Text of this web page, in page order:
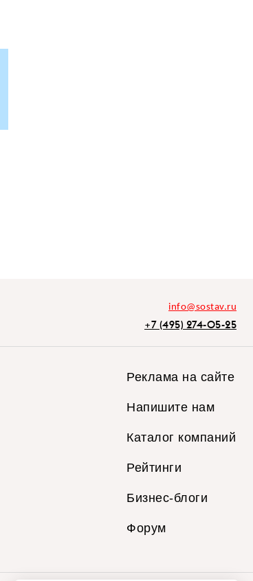
info@sostav.ru
+7 (495) 274-05-25
Реклама на сайте
Напишите нам
Каталог компаний
Рейтинги
Бизнес-блоги
Форум